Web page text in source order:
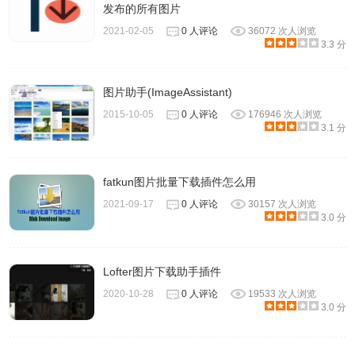
发布的所有图片
2021-02-05 0 人评论
36072 次人浏览
3.3 分
图片助手(ImageAssistant)
2015-10-05 0 人评论
176946 次人浏览
3.1 分
fatkun图片批量下载插件怎么用
2021-09-17 0 人评论
30157 次人浏览
3.0 分
Lofter图片下载助手插件
2020-10-28 0 人评论
19533 次人浏览
3.0 分